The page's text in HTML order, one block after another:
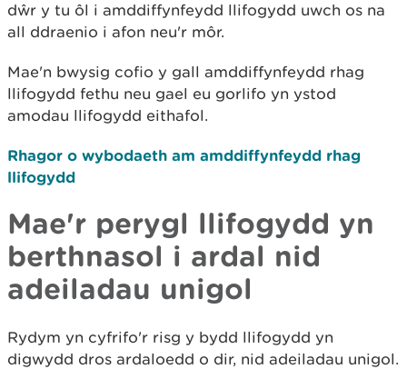
dŵr y tu ôl i amddiffynfeydd llifogydd uwch os na
all ddraenio i afon neu'r môr.
Mae'n bwysig cofio y gall amddiffynfeydd rhag
llifogydd fethu neu gael eu gorlifo yn ystod
amodau llifogydd eithafol.
Rhagor o wybodaeth am amddiffynfeydd rhag
llifogydd
Mae'r perygl llifogydd yn
berthnasol i ardal nid
adeiladau unigol
Rydym yn cyfrifo'r risg y bydd llifogydd yn
digwydd dros ardaloedd o dir, nid adeiladau unigol.